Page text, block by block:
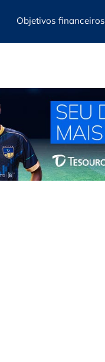
Objetivos financeiros